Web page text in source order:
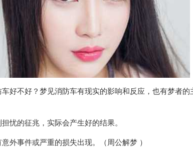
好不好？梦见消防车有现实的影响和反应，也有梦者
忧的征兆，实际会产生好的结果。
外事件或严重的损失出现。（周公解梦 ）